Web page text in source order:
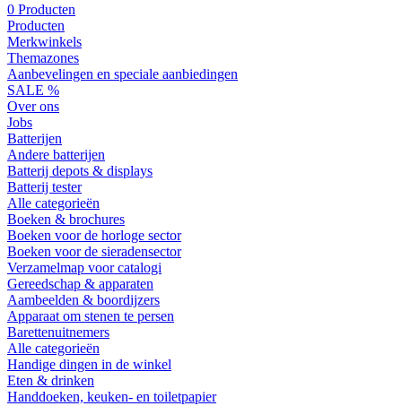
0 Producten
Producten
Merkwinkels
Themazones
Aanbevelingen en speciale aanbiedingen
SALE %
Over ons
Jobs
Batterijen
Andere batterijen
Batterij depots & displays
Batterij tester
Alle categorieën
Boeken & brochures
Boeken voor de horloge sector
Boeken voor de sieradensector
Verzamelmap voor catalogi
Gereedschap & apparaten
Aambeelden & boordijzers
Apparaat om stenen te persen
Barettenuitnemers
Alle categorieën
Handige dingen in de winkel
Eten & drinken
Handdoeken, keuken- en toiletpapier